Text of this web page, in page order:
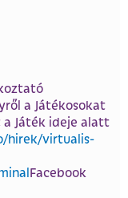
a Játékosokat
a Játék ideje alatt
hirek/virtualis-
Facebook